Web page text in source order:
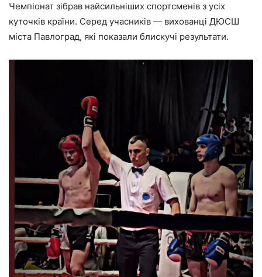
Чемпіонат зібрав найсильніших спортсменів з усіх
куточків країни. Серед учасників — вихованці ДЮСШ
міста Павлоград, які показали блискучі результати.